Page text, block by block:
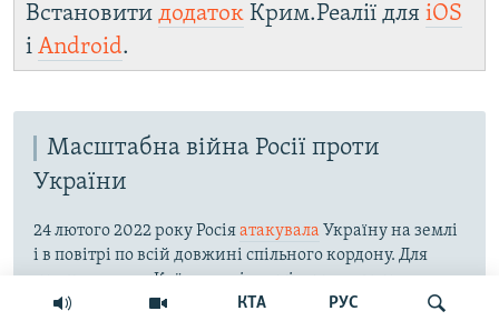
КТА РУС
Встановити додаток Крим.Реалії для iOS
і Android.
Масштабна війна Росії проти
України
24 лютого 2022 року Росіяатакувала Україну на землі
і в повітрі по всій довжині спільного кордону. Для
вторгнення на Київщину із наміром захопити
столицю була використана територія Білорусі. На